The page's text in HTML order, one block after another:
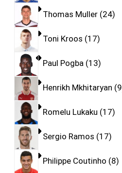
Thomas Muller 24
Toni Kroos 17
Paul Pogba 13
Henrikh Mkhitaryan 9
Romelu Lukaku 17
Sergio Ramos 17
Philippe Coutinho 8